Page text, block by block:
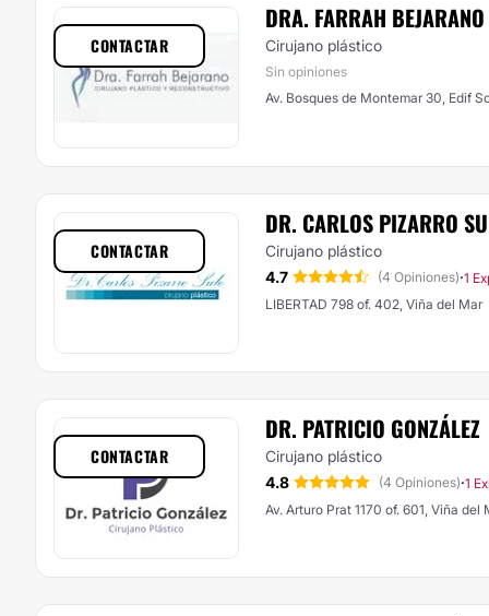
DRA. FARRAH BEJARANO
Cirujano plástico
Sin opiniones
Av. Bosques de Montemar 30, Edif
CONTACTAR
DR. CARLOS PIZARRO
Cirujano plástico
4.7
(4 Opiniones)·1
LIBERTAD 798 of. 402, Viña del Mar
CONTACTAR
DR. PATRICIO GONZÁLEZ
Cirujano plástico
4.8
(4 Opiniones)·1
Av. Arturo Prat 1170 of. 601, Viña del
CONTACTAR